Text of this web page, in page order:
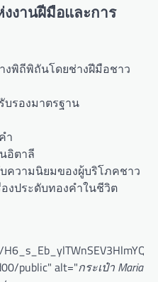
งานฝีมือและการ
งพิถีพิถันโดยช่างฝีมือชาว
บรองมาตรฐาน
ำ
อิตาลี
ความนิยมของผู้บริโภคชาว
งประดับทองคำในชีวิต
public" alt="กระเป๋า Maria